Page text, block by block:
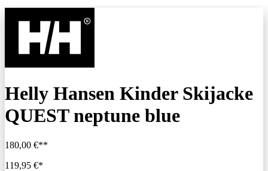
Helly Hansen Kinder Skijacke
QUEST neptune blue
180,00 €**
119,95 €*